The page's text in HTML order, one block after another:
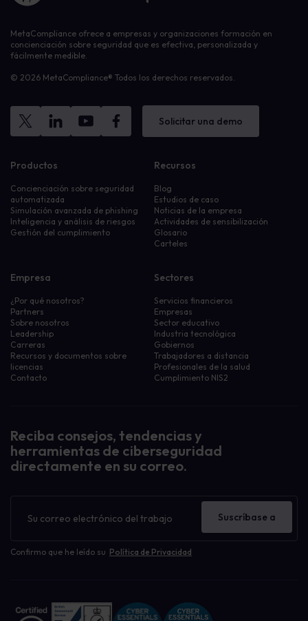
MetaCompliance ofrece a empresas y organizaciones formación en
concienciación sobre seguridad que es efectiva, personalizada y
fácilmente medible.
© 2026 MetaCompliance® Todos los derechos reservados.
Solicitar una demo
Productos
Concienciación sobre seguridad
automatizada
Simulación avanzada de phishing
Inteligencia y análisis de riesgos
Gestión del cumplimiento
Recursos
Blog
Estudios de caso
Noticias de la empresa
Actividades de sensibilización
Glosario
Carteles
Empresa
¿Por qué nosotros?
Partners
Sobre nosotros
Leadership
Carreras
Recursos y documentos sobre
licencias
Contacto
Sectores
Servicios financieros
Empresas
Sector educativo
Industria tecnológica
Gobiernos
Trabajadores a distancia
Profesionales de la salud
Cumplimiento NIS2
Reciba consejos, tendencias y
herramientas de ciberseguridad
directamente en su correo.
Confirmo que he leído su Política de Privacidad
Suscríbase a